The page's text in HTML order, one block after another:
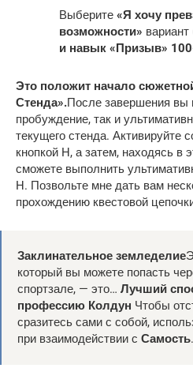
Выберите «Я хочу
возможности» вариант
и навык «Призыв»
Это положит начало
Стенда».После завершения вы
пробуждение, так и
текущего стенда. Активируйте
кнопкой H, а затем, находясь в
сможете выполнить
H. Позвольте мне дать вам
прохождению квестовой
Заклинательное земледелие
который вы можете попасть
спортзале, — это… Лучший
профессию Колдун Чтобы
сразитесь сами с собой,
при взаимодействии с Самость.